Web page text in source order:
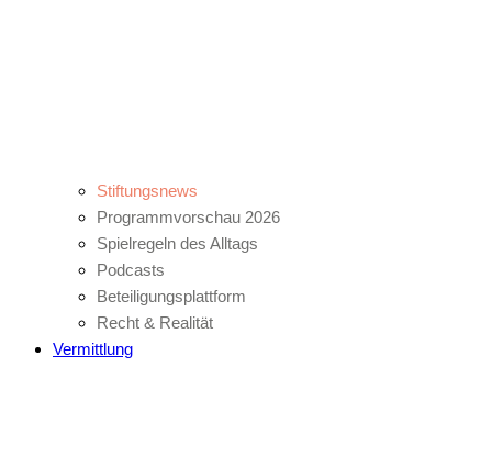
Stiftungsnews
Programmvorschau 2026
Spielregeln des Alltags
Podcasts
Beteiligungsplattform
Recht & Realität
Vermittlung